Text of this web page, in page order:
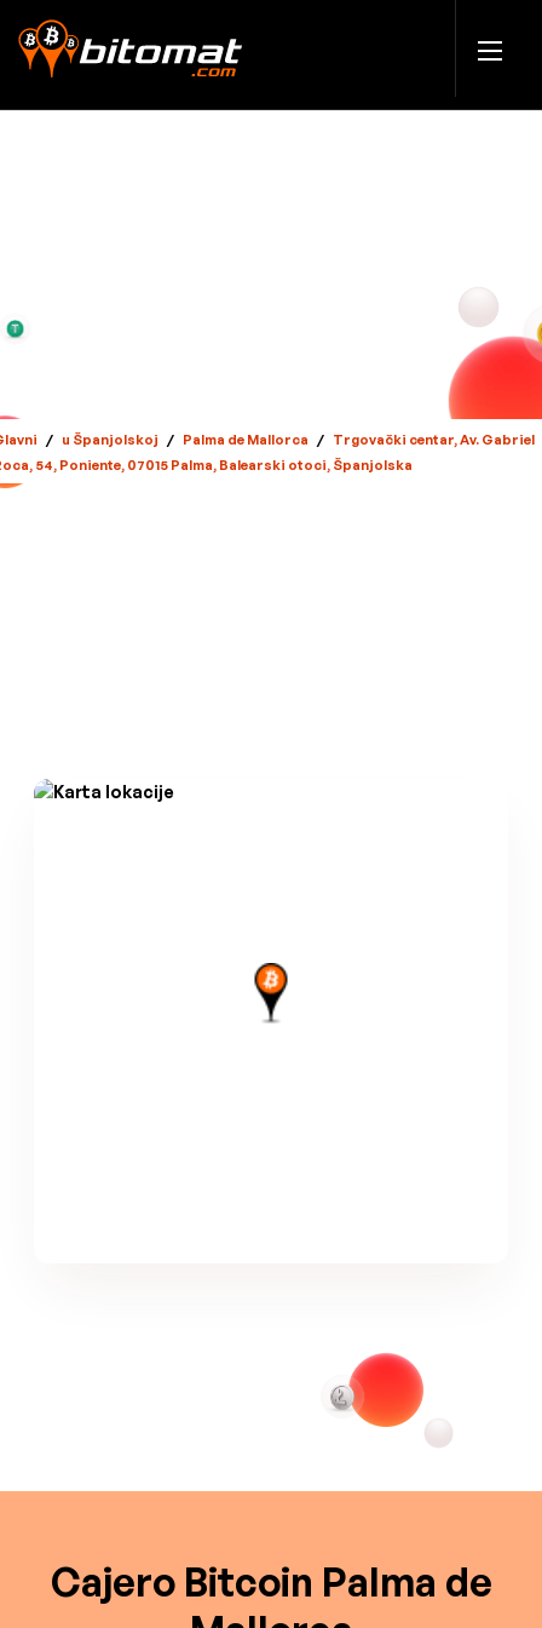
/ u Španjolskoj / Palma de Mallorca / Trgovački centar, Av. Gabriel
54, Poniente, 07015 Palma, Balearski otoci, Španjolska
Cajero Bitcoin Palma de